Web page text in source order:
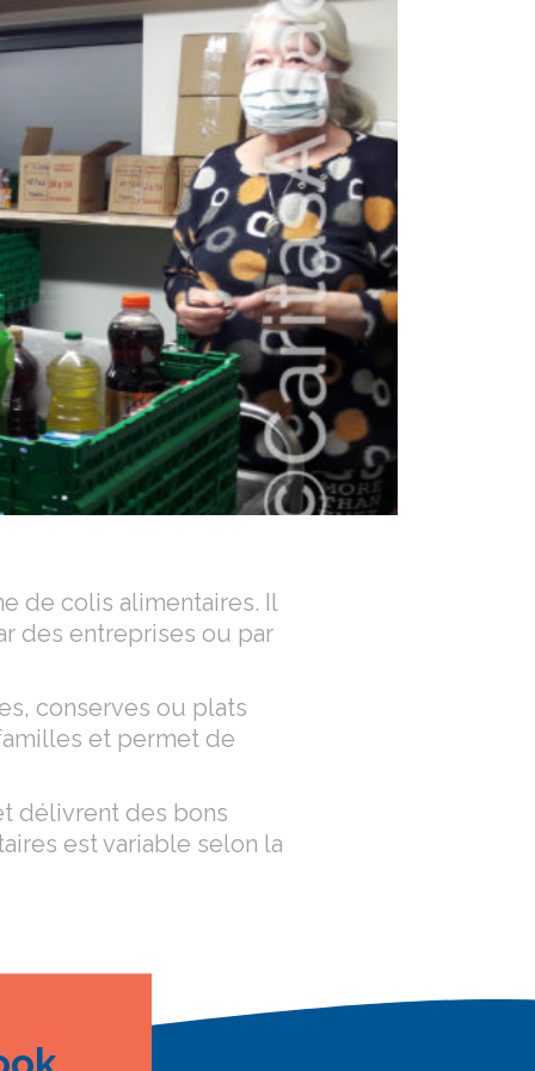
de colis alimentaires. Il
des entreprises ou par
conserves ou plats
et permet de
délivrent des bons
est variable selon la